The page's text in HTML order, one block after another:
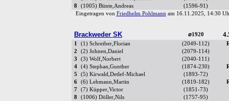
8
(1005) Bünte,Andreas
(1596-91)
Eingetragen von Friedhelm Pohlmannam 16.11.2025, 14:30
Brackweder SK ⌀1920
1 (1) Schreiber,Florian (2049-112)
2
(2) Johnen,Daniel
(2079-114)
3
(3) Wolf,Norbert
(2040-111)
4
(4) Stephan,Gunther (1874-230)
5
(5) Kirwald,Detlef-Michael
(1893-72)
6
(6) Lehmann,Martin (1819-182)
7
(7) Küpper,Victor
(1851-73)
8
(1006) Döller,Nils
(1757-95)